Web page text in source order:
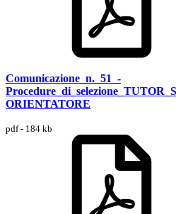
Comunicazione_n._51_-
ORIENTATORE
pdf - 184 kb